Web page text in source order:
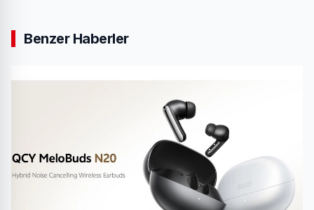
Benzer Haberler